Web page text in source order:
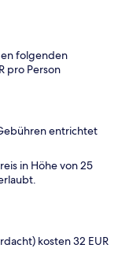
folgenden
pro Person
entrichtet
in Höhe von 25
kosten 32 EUR